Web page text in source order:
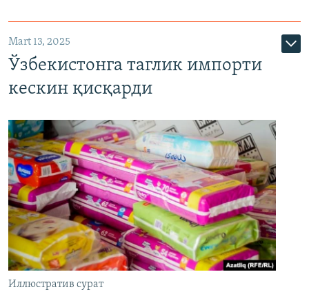
Mart 13, 2025
Ўзбекистонга таглик импорти
кескин қисқарди
Иллюстратив сурат